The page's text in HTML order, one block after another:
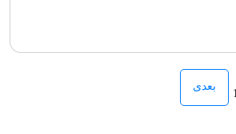
بعدی